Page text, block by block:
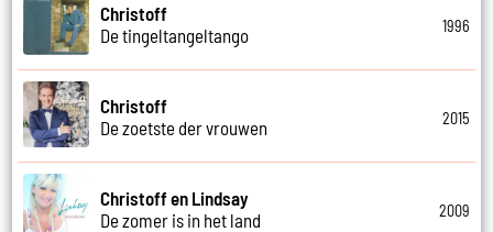
Christoff
De tingeltangeltango
1996
Christoff
De zoetste der vrouwen
2015
Christoff en Lindsay
De zomer is in het land
2009